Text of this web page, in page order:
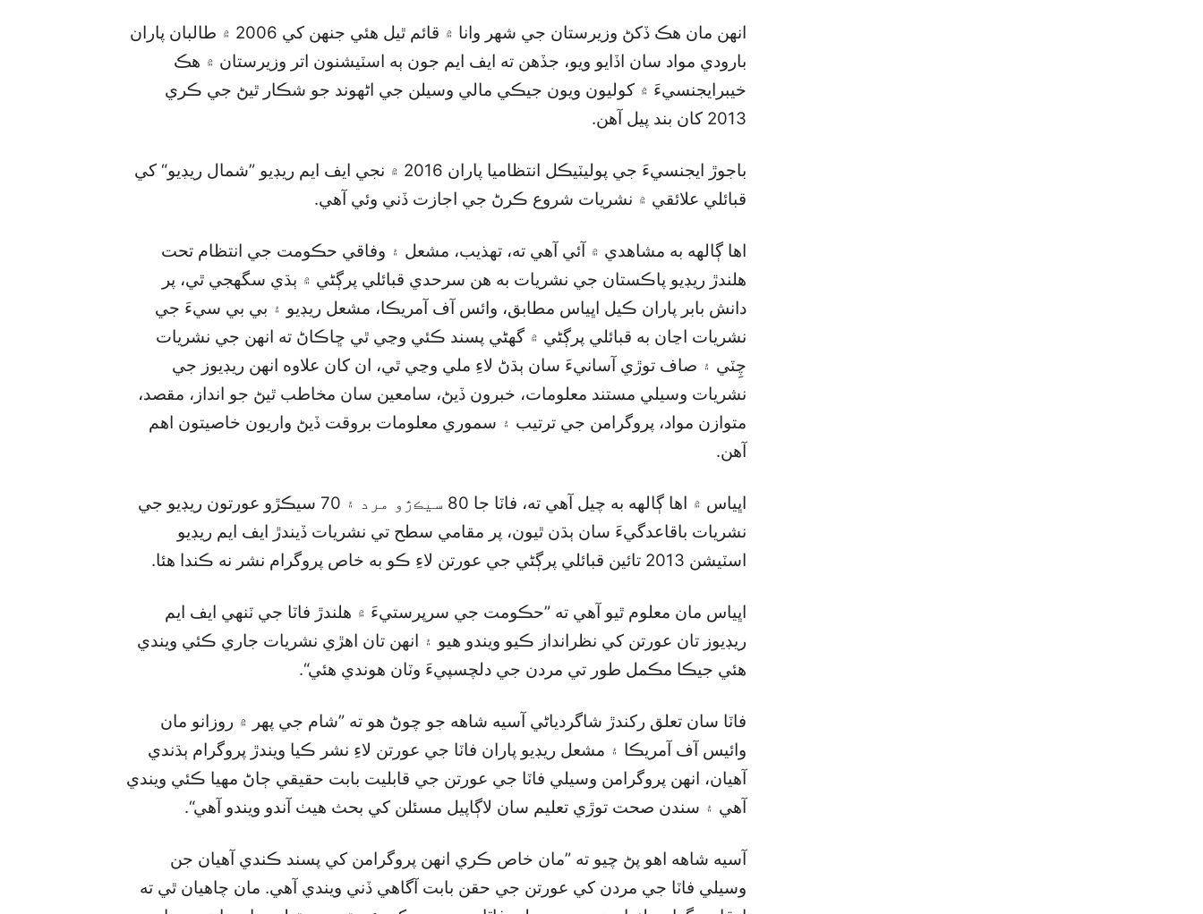
انهن مان هڪ ڏکڻ وزيرستان جي شهر وانا ۾ قائم ٿيل هئي جنهن کي 2006 ۾ طالبان پاران
بارودي مواد سان اڏايو ويو، جڏهن ته ايف ايم جون ٻه اسٽيشنون اتر وزيرستان ۾ هڪ
خيبرايجنسيءَ ۾ کوليون ويون جيڪي مالي وسيلن جي اڻهوند جو شڪار ٿيڻ جي ڪري
2013 کان بند پيل آهن.
باجوڙ ايجنسيءَ جي پوليٽيڪل انتظاميا پاران 2016 ۾ نجي ايف ايم ريڊيو ”شمال ريڊيو“ کي
قبائلي علائقي ۾ نشريات شروع ڪرڻ جي اجازت ڏني وئي آهي.
اها ڳالهه به مشاهدي ۾ آئي آهي ته، تهذيب، مشعل ۽ وفاقي حڪومت جي انتظام تحت
هلندڙ ريڊيو پاڪستان جي نشريات به هن سرحدي قبائلي پرڳڻي ۾ ٻڌي سگھجي ٿي، پر
دانش بابر پاران ڪيل اڀياس مطابق، وائس آف آمريڪا، مشعل ريڊيو ۽ بي بي سيءَ جي
نشريات اڃان به قبائلي پرڳڻي ۾ گھڻي پسند ڪئي وڃي ٿي ڇاڪاڻ ته انهن جي نشريات
چِٽي ۽ صاف توڙي آسانيءَ سان ٻڌڻ لاءِ ملي وڃي ٿي، ان کان علاوه انهن ريڊيوز جي
نشريات وسيلي مستند معلومات، خبرون ڏيڻ، سامعين سان مخاطب ٿيڻ جو انداز، مقصد،
متوازن مواد، پروگرامن جي ترتيب ۽ سموري معلومات بروقت ڏيڻ واريون خاصيتون اهم
آهن.
اڀياس ۾ اها ڳالهه به چيل آهي ته، فاٽا جا 80 سيڪڙو مرد ۽ 70 سيڪڙو عورتون ريڊيو جي
نشريات باقاعدگيءَ سان ٻڌن ٿيون، پر مقامي سطح تي نشريات ڏيندڙ ايف ايم ريڊيو
اسٽيشن 2013 تائين قبائلي پرڳڻي جي عورتن لاءِ ڪو به خاص پروگرام نشر نه ڪندا هئا.
اڀياس مان معلوم ٿيو آهي ته ”حڪومت جي سرپرستيءَ ۾ هلندڙ فاٽا جي ٽنهي ايف ايم
ريڊيوز تان عورتن کي نظرانداز ڪيو ويندو هيو ۽ انهن تان اهڙي نشريات جاري ڪئي ويندي
هئي جيڪا مڪمل طور تي مردن جي دلچسپيءَ وٽان هوندي هئي“.
فاٽا سان تعلق رکندڙ شاگردياڻي آسيه شاهه جو چوڻ هو ته ”شام جي پهر ۾ روزانو مان
وائيس آف آمريڪا ۽ مشعل ريڊيو پاران فاٽا جي عورتن لاءِ نشر ڪيا ويندڙ پروگرام ٻڌندي
آهيان، انهن پروگرامن وسيلي فاٽا جي عورتن جي قابليت بابت حقيقي ڄاڻ مهيا ڪئي ويندي
آهي ۽ سندن صحت توڙي تعليم سان لاڳاپيل مسئلن کي بحث هيٺ آندو ويندو آهي“.
آسيه شاهه اهو پڻ چيو ته ”مان خاص ڪري انهن پروگرامن کي پسند ڪندي آهيان جن
وسيلي فاٽا جي مردن کي عورتن جي حقن بابت آگاهي ڏني ويندي آهي. مان چاهيان ٿي ته